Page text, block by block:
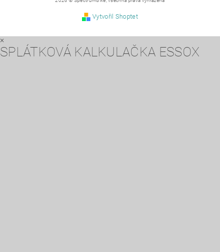
Vytvořil Shoptet
×
SPLÁTKOVÁ KALKULAČKA ESSOX